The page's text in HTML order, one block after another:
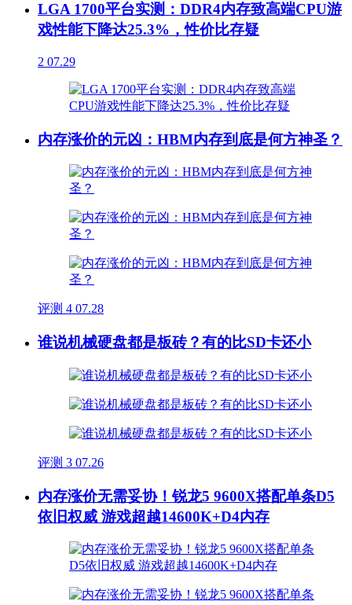
LGA 1700平台实测：DDR4内存致高端CPU游
戏性能下降达25.3%，性价比存疑
2 07.29
内存涨价的元凶：HBM内存到底是何方神圣？
评测 4 07.28
谁说机械硬盘都是板砖？有的比SD卡还小
评测 3 07.26
内存涨价无需妥协！锐龙5 9600X搭配单条D5
依旧权威 游戏超越14600K+D4内存